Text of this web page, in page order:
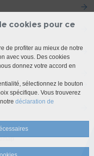
cookies pour ce
de profiter au mieux de notre
avec vous. Des cookies
donnez votre accord en
sélectionnez le bouton
spécifique. Vous trouverez
déclaration de